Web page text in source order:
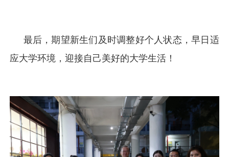
最后，期望新生们及时调整好个人状态，早日适
应大学环境，迎接自己美好的大学生活！